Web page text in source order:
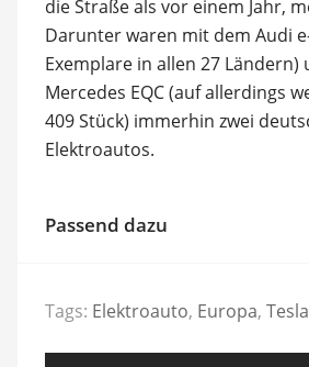
die Straße als vor einem Jahr,
Darunter waren mit dem Audi
Exemplare in allen 27 Ländern)
Mercedes EQC (auf allerdings
409 Stück) immerhin zwei
Elektroautos.
Passend dazu
Tags: Elektroauto, Europa, Tesla